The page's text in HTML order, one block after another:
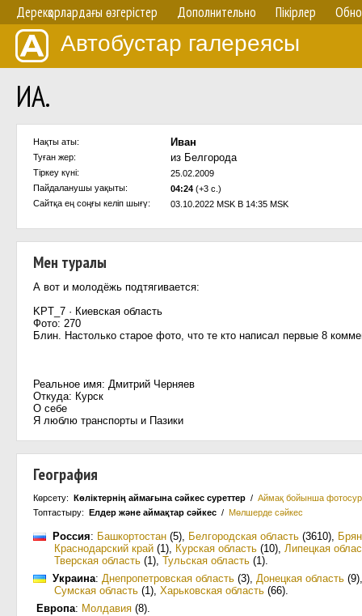
Дерекқорлардағы өзгерістер Дополнительно Пікірлер
Автобустар галереясы
ИА.
Нақты аты: Иван
Туған жер: из Белгорода
Тіркеу күні:
25.02.2009
Пайдаланушы уақыты:
04:24 (+3 с.)
Сайтқа ең соңғы келіп шығү:
03.10.2022 MSK В 14:35 MSK
Мен туралы
А вот и молодёжь подтягивается:
KPT_7 · Киевская область
Фото: 270
Блин. Настолько старое фото, что те кто написал первые 8
Реальное имя: Дмитрий Черняев
Откуда: Курск
О себе
Я люблю транспорты и Пазики
География
Көрсету: Көліктернің аймағына сәйкес суреттер / Аймақ бойынша
Топтастыру: Елдер және аймақтар сәйкес / Мөлшерде сәйкес
Россия: Башкортостан (5), Белгородская область (3610),
Краснодарский край (1), Курская область (10), Липецкая
Тверская область (1), Тульская область (1).
Украина: Днепропетровская область (3), Донецкая область (9)
Сумская область (1), Харьковская область (66).
Европа: Молдавия (8).